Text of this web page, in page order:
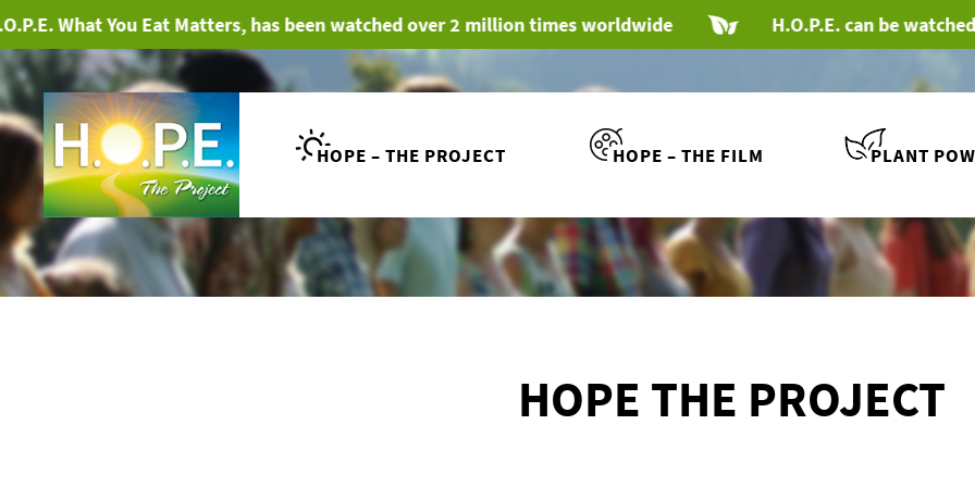
You Eat Matters, has been watched over 2 million times worldwide H.O.P.E. can be watched with
HOPE – THE PROJECT HOPE – THE FILM PLANT
HOPE THE PROJECT